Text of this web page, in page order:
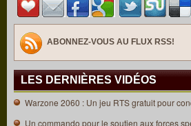
ABONNEZ-VOUS AU FLUX RSS!
LES DERNIÈRES VIDÉOS
Warzone 2060 : Un jeu RTS gratuit pour
Un commando pour le soutien aux forces